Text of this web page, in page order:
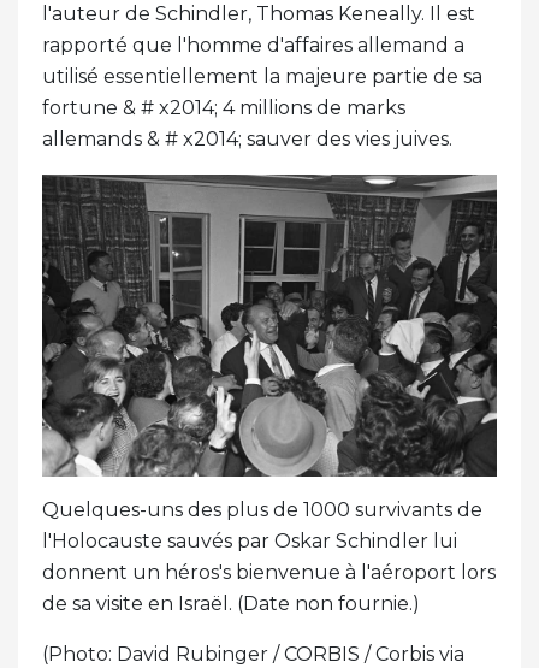
l'auteur de Schindler, Thomas Keneally. Il est
rapporté que l'homme d'affaires allemand a
utilisé essentiellement la majeure partie de sa
fortune & # x2014; 4 millions de marks
allemands & # x2014; sauver des vies juives.
Quelques-uns des plus de 1000 survivants de
l'Holocauste sauvés par Oskar Schindler lui
donnent un héros's bienvenue à l'aéroport lors
de sa visite en Israël. (Date non fournie.)
(Photo: David Rubinger / CORBIS / Corbis via